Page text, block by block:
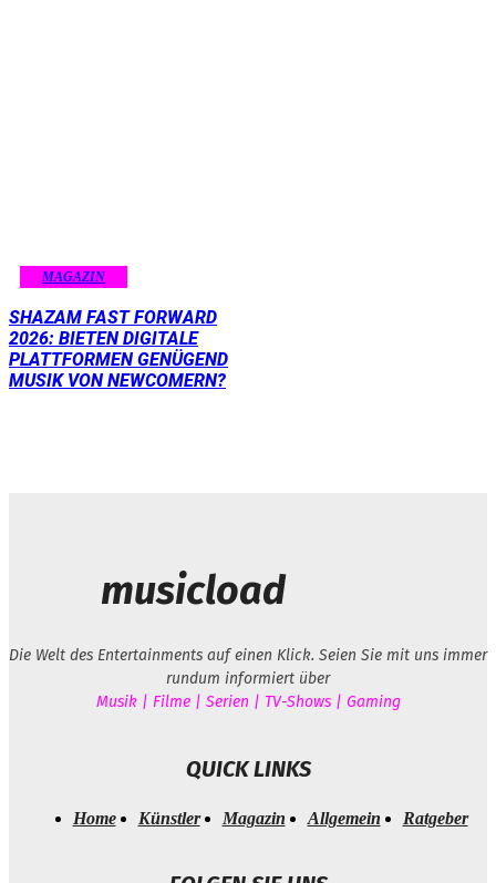
MAGAZIN
SHAZAM FAST FORWARD
2026: BIETEN DIGITALE
PLATTFORMEN GENÜGEND
MUSIK VON NEWCOMERN?
musicload
Die Welt des Entertainments auf einen Klick. Seien Sie mit uns immer
rundum informiert über
Musik | Filme | Serien | TV-Shows | Gaming
QUICK LINKS
Home Künstler Magazin Allgemein Ratgeber